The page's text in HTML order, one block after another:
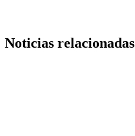
Noticias relacionadas